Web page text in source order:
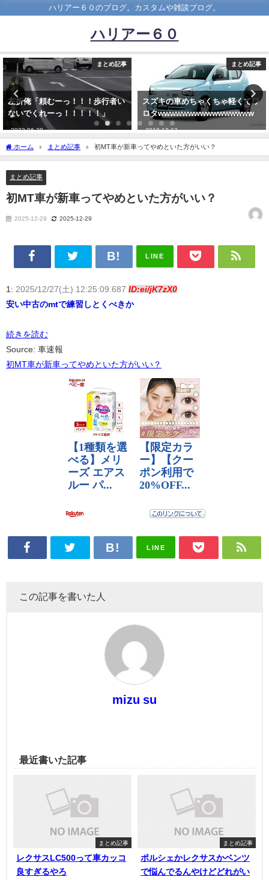
ハリアー６０のブログ。カスタムや雑談ブログ。
ハリアー６０
まとめ記事
！！歩行者い
！！！」
まとめ記事
スズキの車めちゃくちゃ軽くてワ
ロタwwwwwwwwwwwwwwww
2018-12-13
27歳だけどモテ
う！！！
2020-01-24
ホーム まとめ記事 初MT車が新車ってやめといた方がいい？
まとめ記事
初MT車が新車ってやめといた方がいい？
2025-12-29 2025-12-29
LINE
1: 2025/12/27(土) 12:25:09.687 ID:ei/jK7zX0
安い中古のmtで練習しとくべきか
続きを読む
Source: 車速報
初MT車が新車ってやめといた方がいい？
LINE
この記事を書いた人
mizu su
最近書いた記事
まとめ記事
レクサスLC500って車カッコ
良すぎるやろ
まとめ記事
ポルシェかレクサスかベンツ
で悩んでるんやけどどれがい